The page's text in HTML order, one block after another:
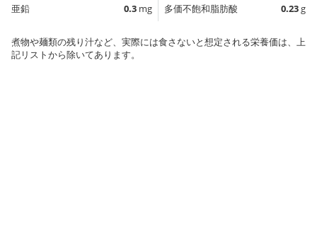
亜鉛 0.3 mg 多価不飽和脂肪酸 0.23g
煮物や麺類の残り汁など、実際には食さないと想定される栄養価は、上
記リストから除いてあります。